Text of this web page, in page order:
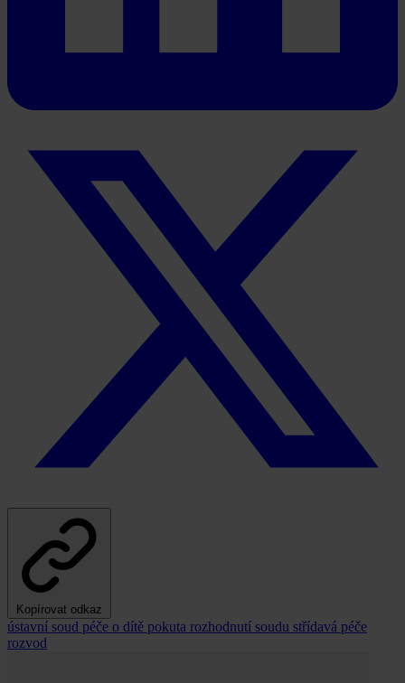
Kopírovat odkaz
ústavní soud péče o dítě pokuta rozhodnutí soudu střídavá péče
rozvod